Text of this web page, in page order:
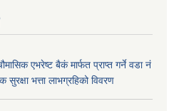
एभरेष्ट बैकं मार्फत प्राप्त गर्ने वडा नं
भत्ता लाभग्रहिको विवरण